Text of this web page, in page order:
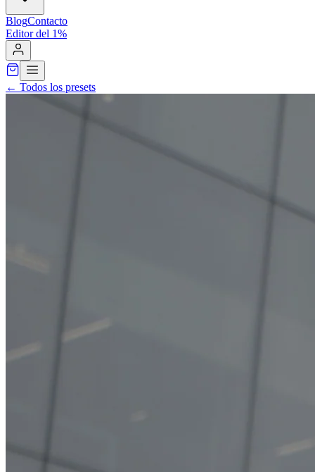
BlogContacto
Editor del 1%
← Todos los presets